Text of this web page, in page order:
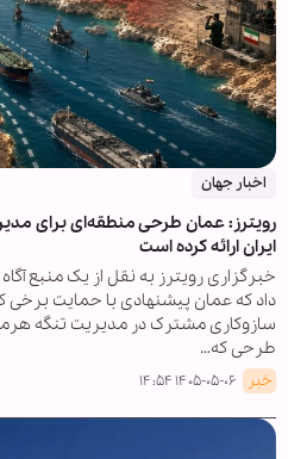
اخبار جهان
رویترز: عمان طرحی منطقه‌ای برای
ایران ارائه کرده است
خبرگزاری رویترز به نقل از یک منبع
داد که عمان پیشنهادی با حمایت برخی
سازوکاری مشترک در مدیریت تنگه هرمز
طرحی که…
خبر ۱۴۰۵-۰۵-۰۶ ۱۴:۵۴